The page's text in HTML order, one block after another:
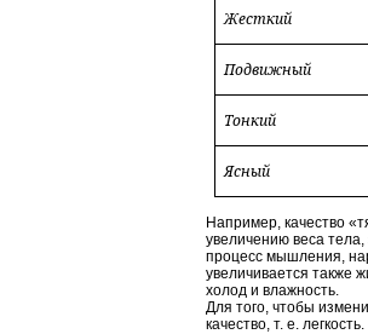
Жесткий
Подвижный
Тонкий
Ясный
Например, качество
увеличению веса тела,
процесс мышления,
увеличивается также
холод и влажность.
Для того, чтобы
качество, т. е. легкость.